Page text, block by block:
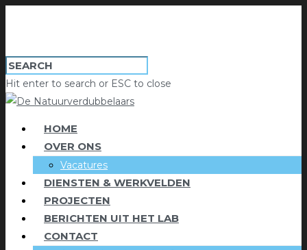
Hit enter to search or ESC to close
HOME
OVER ONS
Vacatures
DIENSTEN & WERKVELDEN
PROJECTEN
BERICHTEN UIT HET LAB
CONTACT